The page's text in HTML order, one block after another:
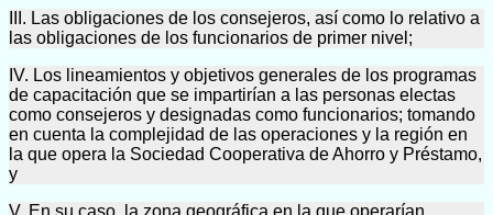
III. Las obligaciones de los consejeros, así como lo relativo a
las obligaciones de los funcionarios de primer nivel;
IV. Los lineamientos y objetivos generales de los programas
de capacitación que se impartirían a las personas electas
como consejeros y designadas como funcionarios; tomando
en cuenta la complejidad de las operaciones y la región en
la que opera la Sociedad Cooperativa de Ahorro y Préstamo,
y
V. En su caso, la zona geográfica en la que operarían.